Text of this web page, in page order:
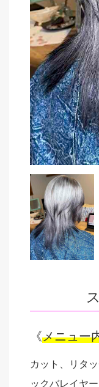
《メニュー
カット、リタ
ックバレイヤ